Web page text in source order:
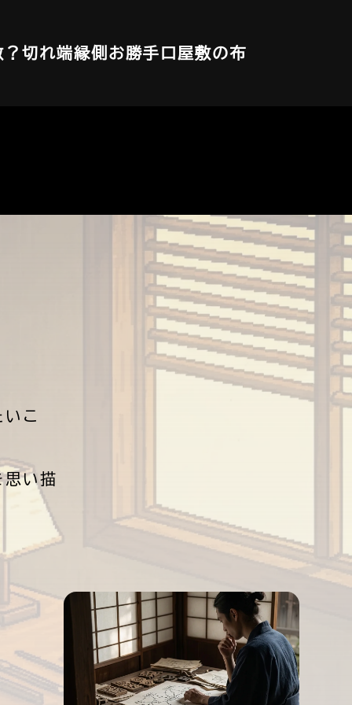
切れ端縁側 お勝手口 屋敷の布
こ
思い描